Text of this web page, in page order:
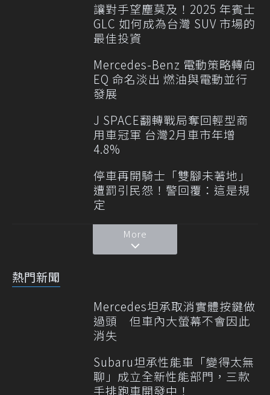
讓對手望塵莫及！2025 年賓士
GLC 如何成為台灣 SUV 市場的
最佳投資
Mercedes-Benz 電動策略轉向
EQ 命名淡出 燃油與電動並行
發展
J SPACE翻轉戰局奪回輕型商
用車冠軍 台灣2月車市年增
4.8%
停車再開騎士「雙腳未著地」
遭罰引民怨！警回覆：這是規
定
More
熱門新聞
Mercedes坦承取消實體按鍵做
過頭 但車內大螢幕不會因此
消失
Subaru坦承性能車「變得太無
聊」成立全新性能部門，三款
手排跑車開發中！